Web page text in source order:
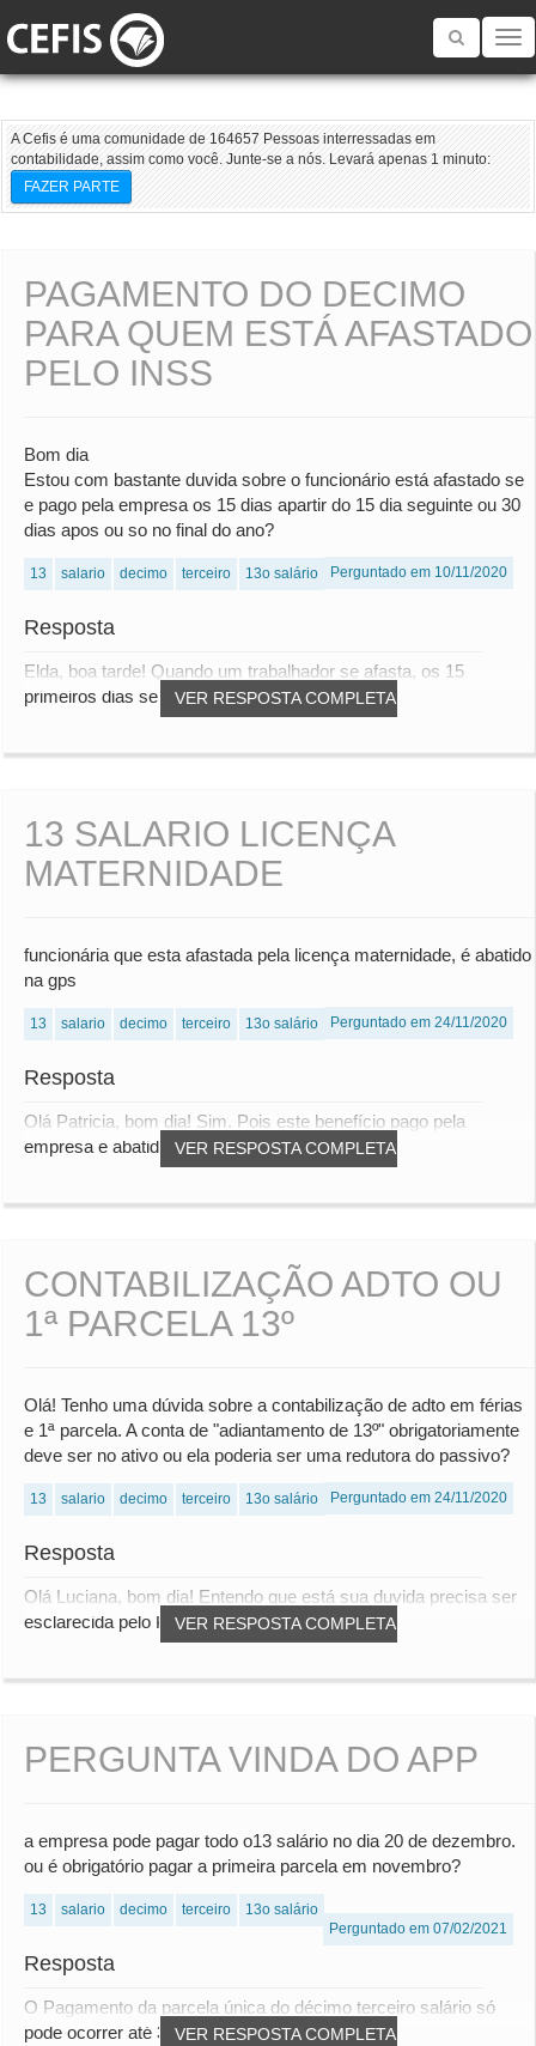
Toggle
A Cefis é uma comunidade de 164657 Pessoas interressadas em
contabilidade, assim como você. Junte-se a nós. Levará apenas 1 minuto:
FAZER PARTE
PAGAMENTO DO DECIMO
PARA QUEM ESTÁ AFASTADO
PELO INSS
Bom dia
Estou com bastante duvida sobre o funcionário está afastado se
e pago pela empresa os 15 dias apartir do 15 dia seguinte ou 30
dias apos ou so no final do ano?
13 salario decimo terceiro 13o salário Perguntado em 10/11/2020
Resposta
VER RESPOSTA COMPLETA
Elda, boa tarde! Quando um trabalhador se afasta, os 15
primeiros dias será pago pela empresa. Depoi...
13 SALARIO LICENÇA
MATERNIDADE
funcionária que esta afastada pela licença maternidade, é abatido
na gps
13 salario decimo terceiro 13o salário Perguntado em 24/11/2020
Resposta
VER RESPOSTA COMPLETA
Olá Patricia, bom dia! Sim. Pois este benefício pago pela
empresa e abatido na gps conforme a lei 82...
CONTABILIZAÇÃO ADTO OU
1ª PARCELA 13º
Olá! Tenho uma dúvida sobre a contabilização de adto em férias
e 1ª parcela. A conta de "adiantamento de 13º" obrigatoriamente
deve ser no ativo ou ela poderia ser uma redutora do passivo?
13 salario decimo terceiro 13o salário Perguntado em 24/11/2020
Resposta
VER RESPOSTA COMPLETA
Olá Luciana, bom dia! Entendo que está sua duvida precisa ser
esclarecida pelo Prof. Thiago Arantes....
PERGUNTA VINDA DO APP
a empresa pode pagar todo o13 salário no dia 20 de dezembro.
ou é obrigatório pagar a primeira parcela em novembro?
13 salario decimo terceiro
13o salário
Perguntado em 07/02/2021
Resposta
VER RESPOSTA COMPLETA
O Pagamento da parcela única do décimo terceiro salário só
pode ocorrer até 30/11. Caso a empresa fa...